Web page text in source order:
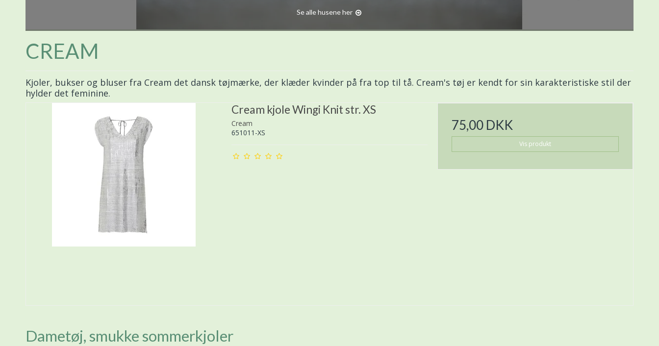
Se alle husene her
CREAM
Kjoler, bukser og bluser fra Cream det dansk tøjmærke, der klæder kvinder på fra top til tå. Cream's tøj er kendt for sin karakteristiske stil der
hylder det feminine.
Cream kjole Wingi Knit str. XS
Cream
651011-XS
75,00 DKK
Vis produkt
Dametøj, smukke sommerkjoler